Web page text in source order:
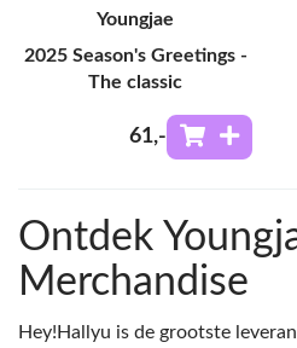
Youngjae
2025 Season's Greetings -
The classic
61,-
Ontdek
Merchandise
Hey!Hallyu is de grootste